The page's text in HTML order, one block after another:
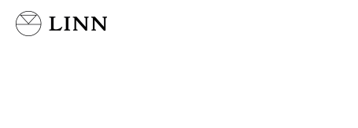
Land wählen